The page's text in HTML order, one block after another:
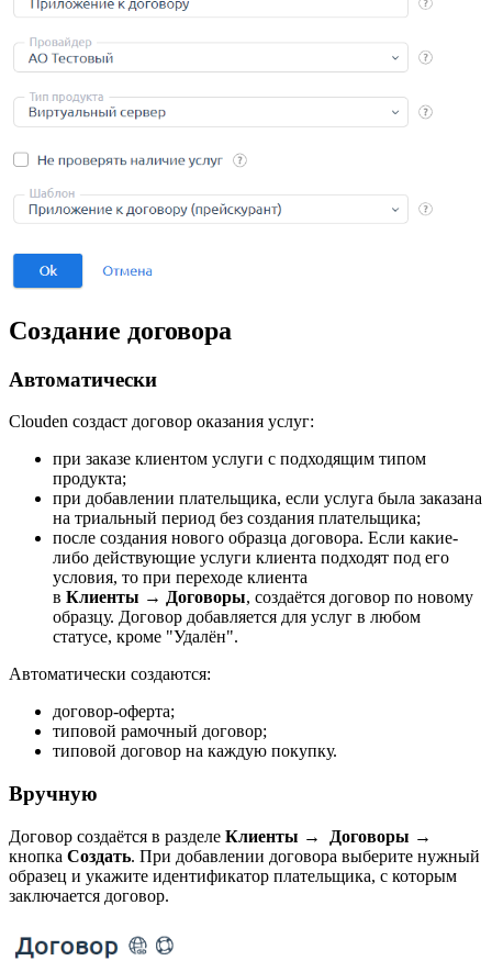
Создание договора
Автоматически
Clouden создаст договор оказания услуг:
при заказе клиентом услуги с подходящим типом
продукта;
при добавлении плательщика, если услуга была заказана
на триальный период без создания плательщика;
после создания нового образца договора. Если какие-
либо действующие услуги клиента подходят под его
условия, то при переходе клиента
в Клиенты → Договоры, создаётся договор по новому
образцу. Договор добавляется для услуг в любом
статусе, кроме "Удалён".
Автоматически создаются:
договор-оферта;
типовой рамочный договор;
типовой договор на каждую покупку.
Вручную
Договор создаётся в разделе Клиенты → Договоры →
кнопка Создать. При добавлении договора выберите нужный
образец и укажите идентификатор плательщика, с которым
заключается договор.